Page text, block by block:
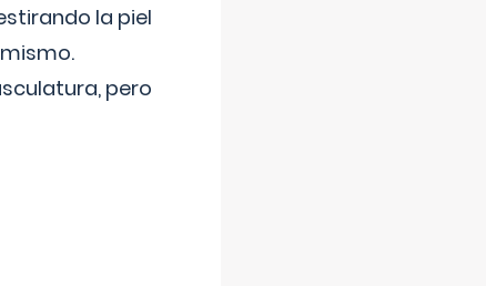
la piel
pero